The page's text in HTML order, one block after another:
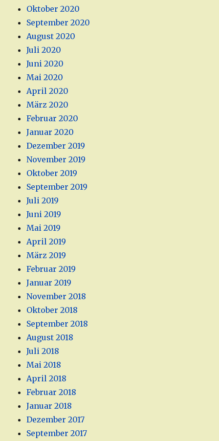
Oktober 2020
September 2020
August 2020
Juli 2020
Juni 2020
Mai 2020
April 2020
März 2020
Februar 2020
Januar 2020
Dezember 2019
November 2019
Oktober 2019
September 2019
Juli 2019
Juni 2019
Mai 2019
April 2019
März 2019
Februar 2019
Januar 2019
November 2018
Oktober 2018
September 2018
August 2018
Juli 2018
Mai 2018
April 2018
Februar 2018
Januar 2018
Dezember 2017
September 2017